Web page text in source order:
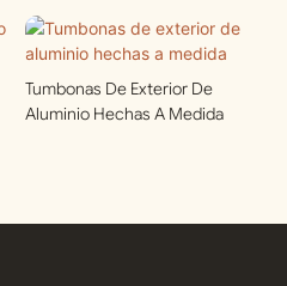
Tumbonas De Exterior De
Aluminio Hechas A Medida